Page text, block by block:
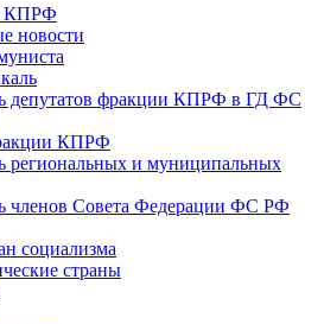
КПРФ
новости
депутатов фракции КПРФ в ГД ФС
КПРФ
региональных и муниципальных
членов Совета Федерации ФС РФ
социализма
страны